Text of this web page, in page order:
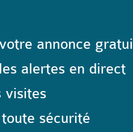
annonce
alertes en direct
visites
sécurité